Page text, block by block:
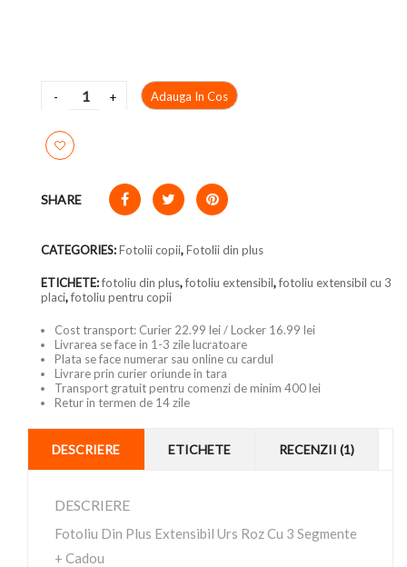
Adauga In Cos
SHARE
CATEGORIES:Fotolii copii,Fotolii din plus
ETICHETE:fotoliu din plus,fotoliu extensibil,fotoliu extensibil cu 3
placi,fotoliu pentru copii
Cost transport: Curier 22.99 lei / Locker 16.99 lei
Livrarea se face in 1-3 zile lucratoare
Plata se face numerar sau online cu cardul
Livrare prin curier oriunde in tara
Transport gratuit pentru comenzi de minim 400 lei
Retur in termen de 14 zile
DESCRIERE ETICHETE RECENZII (1)
DESCRIERE
Fotoliu Din Plus Extensibil Urs Roz Cu 3 Segmente
+ Cadou